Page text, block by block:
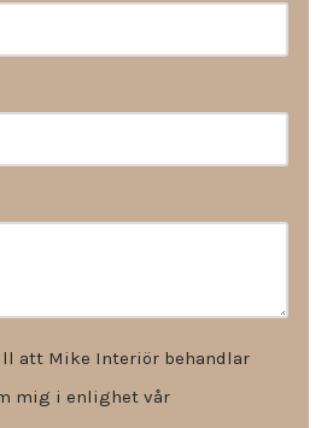
att Mike Interiör behandlar
mig i enlighet vår